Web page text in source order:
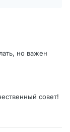
но важен
совет!